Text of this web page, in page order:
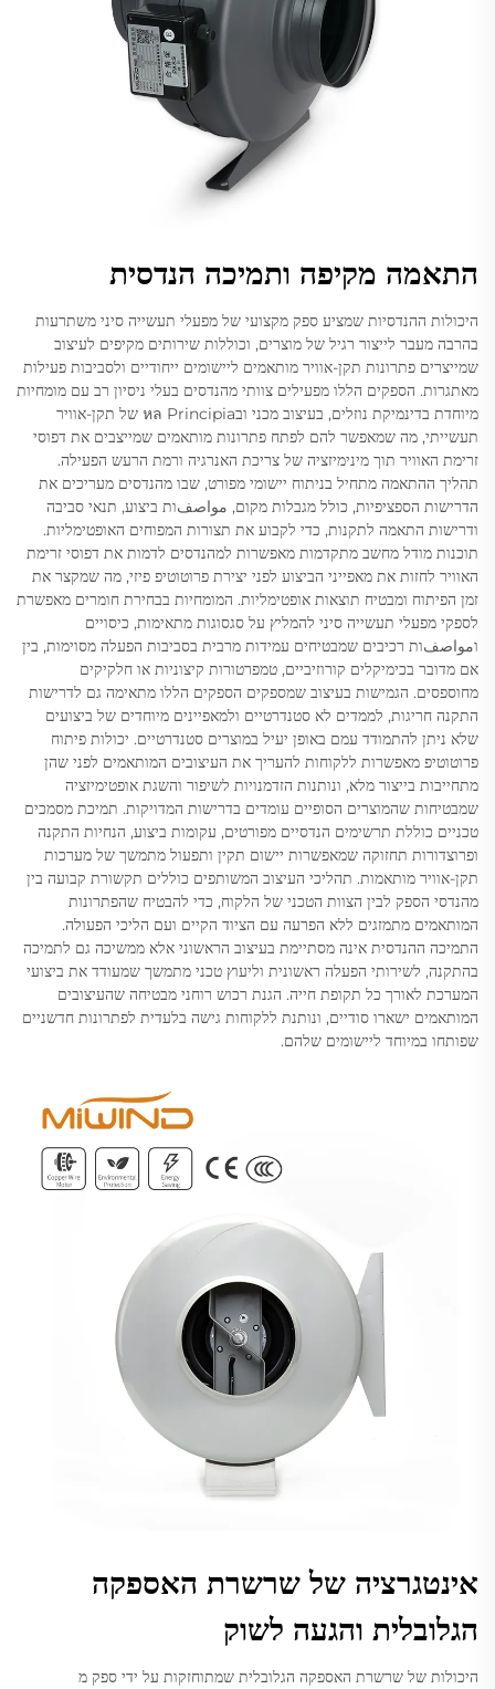
התאמה מקיפה ותמיכה הנדסית
היכולות ההנדסיות שמציע ספק מקצועי של מפעלי תעשייה סיני משתרעות
בהרבה מעבר לייצור רגיל של מוצרים, וכוללות שירותים מקיפים לעיצוב
שמייצרים פתרונות תקן-אוויר מותאמים ליישומים ייחודיים ולסביבות פעילות
מאתגרות. הספקים הללו מפעילים צוותי מהנדסים בעלי ניסיון רב עם מומחיות
מיוחדת בדינמיקת נוזלים, בעיצוב מכני ובหล Principia של תקן-אוויר
תעשייתי, מה שמאפשר להם לפתח פתרונות מותאמים שמייצבים את דפוסי
זרימת האוויר תוך מינימיזציה של צריכת האנרגיה ורמת הרעש הפעילה.
תהליך ההתאמה מתחיל בניתוח יישומי מפורט, שבו מהנדסים מעריכים את
הדרישות הספציפיות, כולל מגבלות מקום, مواصفות ביצוע, תנאי סביבה
ודרישות התאמה לתקנות, כדי לקבוע את תצורות המפוחים האופטימליות.
תוכנות מודל מחשב מתקדמות מאפשרות למהנדסים לדמות את דפוסי זרימת
האוויר לחזות את מאפייני הביצוע לפני יצירת פרוטוטיפ פיזי, מה שמקצר את
זמן הפיתוח ומבטיח תוצאות אופטימליות. המומחיות בבחירת חומרים מאפשרת
לספקי מפעלי תעשייה סיני להמליץ על סגסוגות מתאימות, כיסויים
וمواصفות רכיבים שמבטיחים עמידות מרבית בסביבות הפעלה מסוימות, בין
אם מדובר בכימיקלים קורוזיביים, טמפרטורות קיצוניות או חלקיקים
מחוספסים. הגמישות בעיצוב שמספקים הספקים הללו מתאימה גם לדרישות
התקנה חריגות, לממדים לא סטנדרטיים ולמאפיינים מיוחדים של ביצועים
שלא ניתן להתמודד עמם באופן יעיל במוצרים סטנדרטיים. יכולות פיתוח
פרוטוטיפ מאפשרות ללקוחות להעריך את העיצובים המותאמים לפני שהן
מתחייבות בייצור מלא, ונותנות הזדמנויות לשיפור והשגת אופטימיזציה
שמבטיחות שהמוצרים הסופיים עומדים בדרישות המדויקות. תמיכת מסמכים
טכניים כוללת תרשימים הנדסיים מפורטים, עקומות ביצוע, הנחיות התקנה
ופרוצדורות תחזוקה שמאפשרות יישום תקין ותפעול מתמשך של מערכות
תקן-אוויר מותאמות. תהליכי העיצוב המשותפים כוללים תקשורת קבועה בין
מהנדסי הספק לבין הצוות הטכני של הלקוח, כדי להבטיח שהפתרונות
המותאמים מתמזגים ללא הפרעה עם הציוד הקיים ועם הליכי הפעולה.
התמיכה ההנדסית אינה מסתיימת בעיצוב הראשוני אלא ממשיכה גם לתמיכה
בהתקנה, לשירותי הפעלה ראשונית וליעוץ טכני מתמשך שמעודד את ביצועי
המערכת לאורך כל תקופת חייה. הגנת רכוש רוחני מבטיחה שהעיצובים
המותאמים ישארו סודיים, ונותנת ללקוחות גישה בלעדית לפתרונות חדשניים
שפותחו במיוחד ליישומים שלהם.
אינטגרציה של שרשרת האספקה
הגלובלית והגעה לשוק
היכולות של שרשרת האספקה הגלובלית שמתוחזקות על ידי ספק מ